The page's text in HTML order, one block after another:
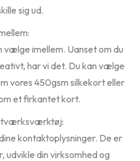
sig ud.
vælge imellem. Uanset om du
har vi det. Du kan vælge
vores 450gsm silkekort eller
et firkantet kort.
kontaktoplysninger. De er
udvikle din virksomhed og